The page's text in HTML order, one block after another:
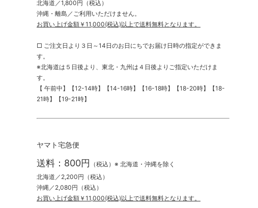
北海道／1,800円（税込）
沖縄・離島／ご利用いただけません。
お買い上げ金額￥11,000(税込)以上で送料無料となります。
□ ご注文日より３日～14日のお日にちでお届け日時の指定ができま
す。
※北海道は５日後より、東北・九州は４日後よりご指定いただけま
す。
【 午前中】【12-14時】【14-16時】【16-18時】【18-20時】【18-
21時】【19-21時】
ヤマト宅急便
送料：800円 （税込）※ 北海道・沖縄を除く
北海道／2,200円（税込）
沖縄／2,080円（税込）
お買い上げ金額￥11,000(税込)以上で送料無料となります。